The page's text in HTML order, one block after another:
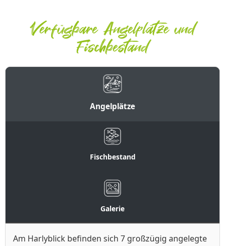
Verfügbare Angelplätze und
Fischbestand
Angelplätze
Fischbestand
Galerie
Am Harlyblick befinden sich 7 großzügig angelegte